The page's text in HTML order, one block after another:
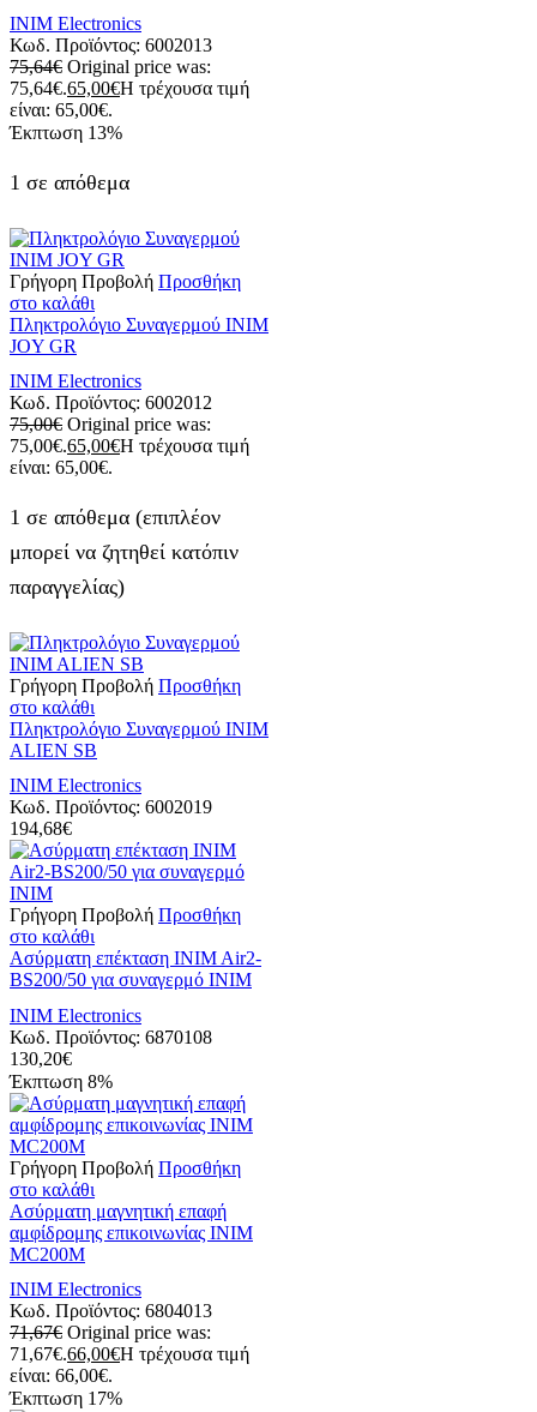
INIM Electronics
Κωδ. Προϊόντος: 6002013
75,64€ Original price was:
75,64€.65,00€Η τρέχουσα τιμή
είναι: 65,00€.
Έκπτωση 13%
1 σε απόθεμα
Γρήγορη Προβολή Προσθήκη
στο καλάθι
Πληκτρολόγιο Συναγερμού INIM
JOY GR
INIM Electronics
Κωδ. Προϊόντος: 6002012
75,00€ Original price was:
75,00€.65,00€Η τρέχουσα τιμή
είναι: 65,00€.
1 σε απόθεμα (επιπλέον
μπορεί να ζητηθεί κατόπιν
παραγγελίας)
Γρήγορη Προβολή Προσθήκη
στο καλάθι
Πληκτρολόγιο Συναγερμού INIM
ALIEN SB
INIM Electronics
Κωδ. Προϊόντος: 6002019
194,68€
Γρήγορη Προβολή Προσθήκη
στο καλάθι
Ασύρματη επέκταση INIM Air2-
BS200/50 για συναγερμό INIM
INIM Electronics
Κωδ. Προϊόντος: 6870108
130,20€
Έκπτωση 8%
Γρήγορη Προβολή Προσθήκη
στο καλάθι
Ασύρματη μαγνητική επαφή
αμφίδρομης επικοινωνίας INIM
MC200M
INIM Electronics
Κωδ. Προϊόντος: 6804013
71,67€ Original price was:
71,67€.66,00€Η τρέχουσα τιμή
είναι: 66,00€.
Έκπτωση 17%